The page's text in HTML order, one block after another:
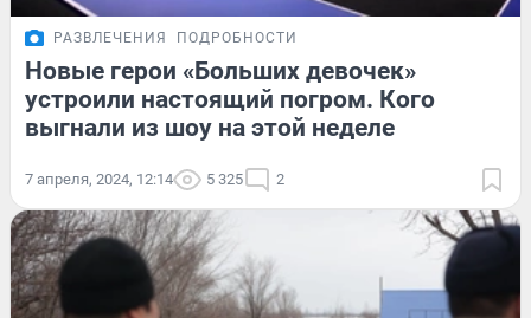
РАЗВЛЕЧЕНИЯ ПОДРОБНОСТИ
Новые герои «Больших девочек»
устроили настоящий погром. Кого
выгнали из шоу на этой неделе
7 апреля, 2024, 12:14 5 325 2